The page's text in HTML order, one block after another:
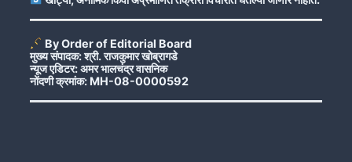
By Order of Editorial Board
मुख्य संपादक: श्री. राजकुमार खोब्रागडे
न्यूज एडिटर: अमर भालचंद्र वासनिक
नोंदणी क्रमांक: MH-08-0000592